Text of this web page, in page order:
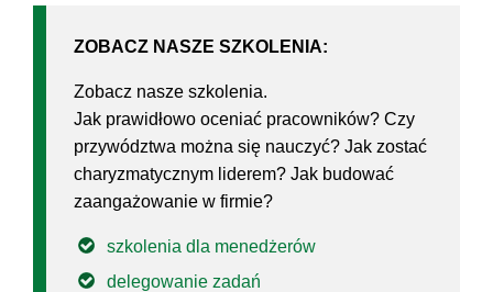
ZOBACZ NASZE SZKOLENIA:
Zobacz nasze szkolenia.
Jak prawidłowo oceniać pracowników? Czy
przywództwa można się nauczyć? Jak zostać
charyzmatycznym liderem? Jak budować
zaangażowanie w firmie?
szkolenia dla menedżerów
delegowanie zadań